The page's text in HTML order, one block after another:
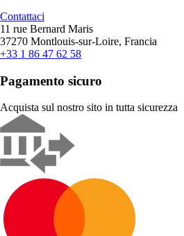
Contattaci
11 rue Bernard Maris
37270 Montlouis-sur-Loire, Francia
+33 1 86 47 62 58
Pagamento sicuro
Acquista sul nostro sito in tutta sicurezza